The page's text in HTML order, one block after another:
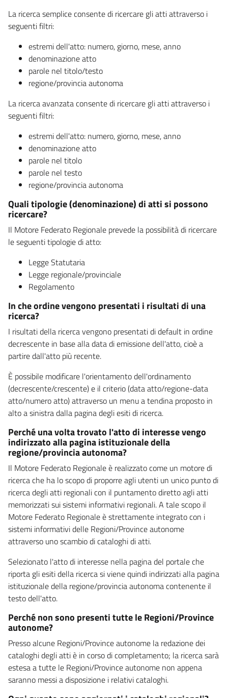
La ricerca semplice consente di ricercare gli atti attraverso i
seguenti filtri:
estremi dell'atto: numero, giorno, mese, anno
denominazione atto
parole nel titolo/testo
regione/provincia autonoma
La ricerca avanzata consente di ricercare gli atti attraverso i
seguenti filtri:
estremi dell'atto: numero, giorno, mese, anno
denominazione atto
parole nel titolo
parole nel testo
regione/provincia autonoma
Quali tipologie (denominazione) di atti si possono
ricercare?
Il Motore Federato Regionale prevede la possibilità di ricercare
le seguenti tipologie di atto:
Legge Statutaria
Legge regionale/provinciale
Regolamento
In che ordine vengono presentati i risultati di una
ricerca?
I risultati della ricerca vengono presentati di default in ordine
decrescente in base alla data di emissione dell'atto, cioè a
partire dall'atto più recente.
È possibile modificare l'orientamento dell'ordinamento
(decrescente/crescente) e il criterio (data atto/regione-data
atto/numero atto) attraverso un menu a tendina proposto in
alto a sinistra dalla pagina degli esiti di ricerca.
Perché una volta trovato l'atto di interesse vengo
indirizzato alla pagina istituzionale della
regione/provincia autonoma?
Il Motore Federato Regionale è realizzato come un motore di
ricerca che ha lo scopo di proporre agli utenti un unico punto di
ricerca degli atti regionali con il puntamento diretto agli atti
memorizzati sui sistemi informativi regionali. A tale scopo il
Motore Federato Regionale è strettamente integrato con i
sistemi informativi delle Regioni/Province autonome
attraverso uno scambio di cataloghi di atti.
Selezionato l'atto di interesse nella pagina del portale che
riporta gli esiti della ricerca si viene quindi indirizzati alla pagina
istituzionale della regione/provincia autonoma contenente il
testo dell'atto.
Perché non sono presenti tutte le Regioni/Province
autonome?
Presso alcune Regioni/Province autonome la redazione dei
cataloghi degli atti è in corso di completamento; la ricerca sarà
estesa a tutte le Regioni/Province autonome non appena
saranno messi a disposizione i relativi cataloghi.